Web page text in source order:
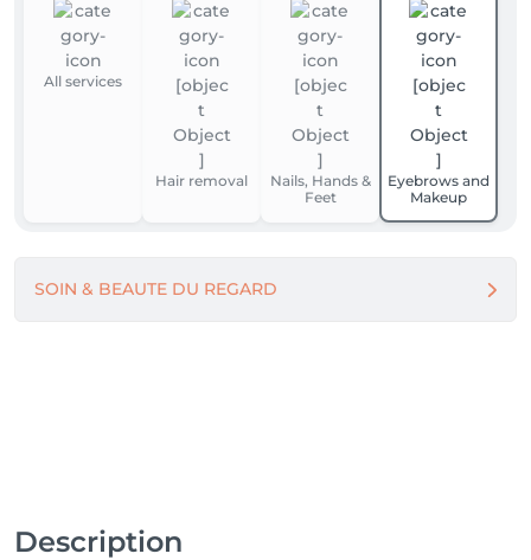
Nous vous recommande de prendre rendez-vous au
plus vite, les places étant limitées.
All services
Hair removal
Nails, Hands &
Feet
Eyebrows and
Makeup
SOIN & BEAUTE DU REGARD
Description